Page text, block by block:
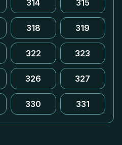
314 315
318 319
322 323
326 327
330 331